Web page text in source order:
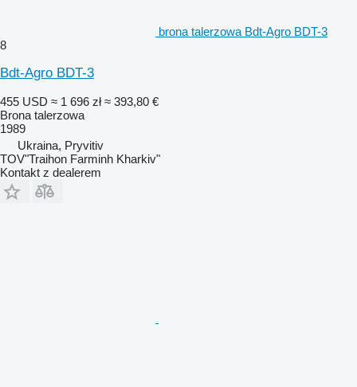
brona talerzowa Bdt-Agro BDT-3
8
Bdt-Agro BDT-3
455 USD ≈ 1 696 zł ≈ 393,80 €
Brona talerzowa
1989
Ukraina, Pryvitiv
TOV"Traihon Farminh Kharkiv"
Kontakt z dealerem